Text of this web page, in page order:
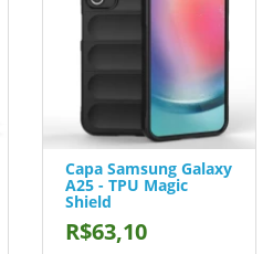
Capa Samsung Galaxy
A25 - TPU Magic
Shield
R$63,10